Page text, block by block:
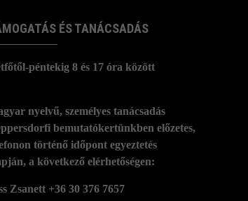
ÉS TANÁCSADÁS
péntekig 8 és 17 óra között
nyelvű, személyes tanácsadás
bemutatókertünkben előzetes,
történő időpont egyeztetés
a következő elérhetőségen:
Zsanett +36 30 376 7657